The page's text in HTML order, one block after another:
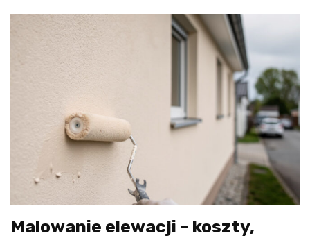
Malowanie elewacji – koszty,